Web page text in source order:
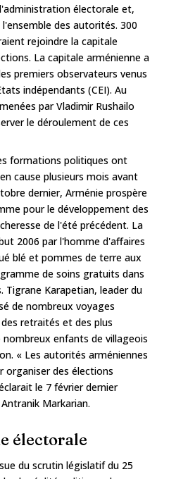
électorale et,
des autorités. 300
rejoindre la capitale
La capitale arménienne a
premiers observateurs venus
indépendants (CEI). Au
par Vladimir Rushailo
le déroulement de ces
formations politiques ont
cause plusieurs mois avant
dernier, Arménie prospère
pour le développement des
de l'été précédent. La
2006 par l'homme d'affaires
blé et pommes de terre aux
de soins gratuits dans
Tigrane Karapetian, leader du
de nombreux voyages
retraités et des plus
enfants de villageois
« Les autorités arméniennes
organiser des élections
le 7 février dernier
Markarian.
électorale
du scrutin législatif du 25